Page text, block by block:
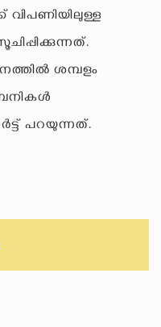
വിപണിയിലുള്ള
ശമ്പളം
പറയുന്നത്.